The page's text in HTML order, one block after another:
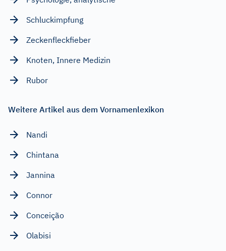
Schluckimpfung
Zeckenfleckfieber
Knoten, Innere Medizin
Rubor
Weitere Artikel aus dem Vornamenlexikon
Nandi
Chintana
Jannina
Connor
Conceição
Olabisi